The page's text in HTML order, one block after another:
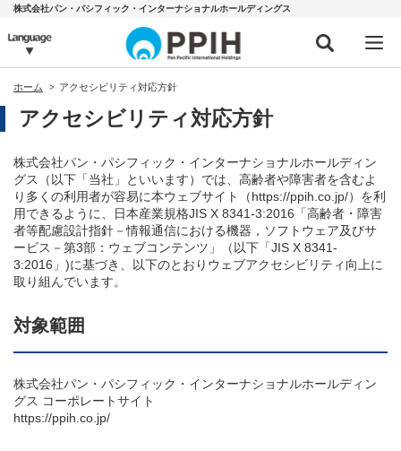
株式会社パン・パシフィック・インターナショナルホールディングス
ホーム アクセシビリティ対応方針
アクセシビリティ対応方針
株式会社パン・パシフィック・インターナショナルホールディン
グス（以下「当社」といいます）では、高齢者や障害者を含むよ
り多くの利用者が容易に本ウェブサイト（https://ppih.co.jp/）を利
用できるように、日本産業規格JIS X 8341-3:2016「高齢者・障害
者等配慮設計指針－情報通信における機器，ソフトウェア及びサ
ービス－第3部：ウェブコンテンツ」（以下「JIS X 8341-
3:2016」)に基づき、以下のとおりウェブアクセシビリティ向上に
取り組んでいます。
対象範囲
株式会社パン・パシフィック・インターナショナルホールディン
グス コーポレートサイト
https://ppih.co.jp/